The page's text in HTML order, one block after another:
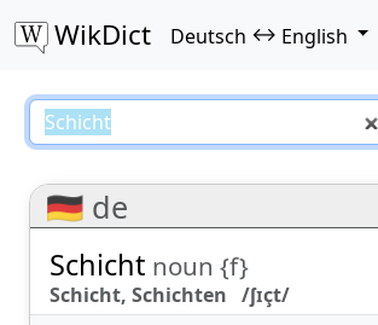
WikDict Deutsch ↔ English
Schicht –
🇩🇪 de
Schicht noun {f}
Schicht, Schichten /ʃɪçt/